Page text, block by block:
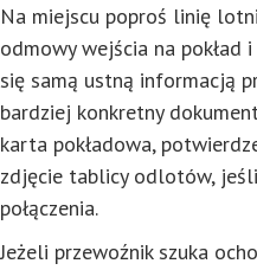
Na miejscu poproś linię
odmowy wejścia na pokład
się samą ustną informacją
bardziej konkretny
karta pokładowa,
zdjęcie tablicy odlotów,
połączenia.
Jeżeli przewoźnik szuka